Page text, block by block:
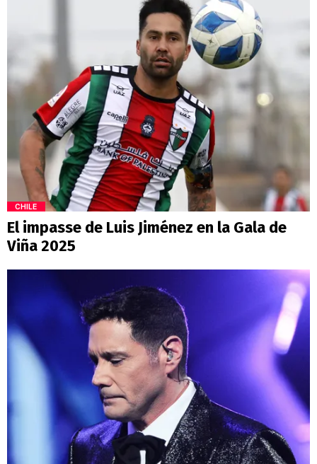
CHILE
El impasse de Luis Jiménez en la Gala de
Viña 2025